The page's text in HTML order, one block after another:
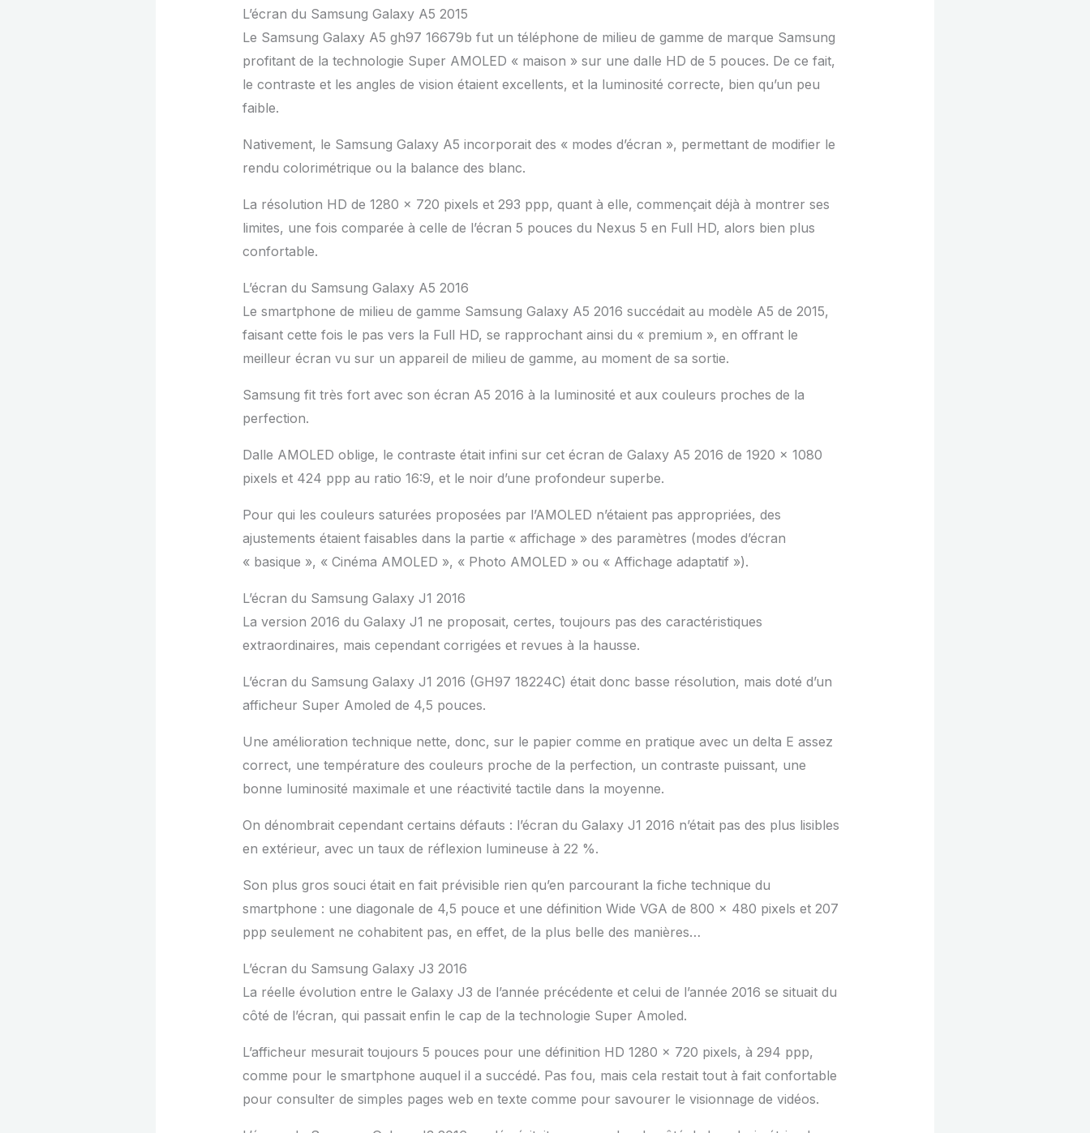
L’écran du Samsung Galaxy A5 2015
Le Samsung Galaxy A5 gh97 16679b fut un téléphone de milieu de gamme de marque Samsung
profitant de la technologie Super AMOLED « maison » sur une dalle HD de 5 pouces. De ce fait,
le contraste et les angles de vision étaient excellents, et la luminosité correcte, bien qu’un peu
faible.
Nativement, le Samsung Galaxy A5 incorporait des « modes d’écran », permettant de modifier le
rendu colorimétrique ou la balance des blanc.
La résolution HD de 1280 x 720 pixels et 293 ppp, quant à elle, commençait déjà à montrer ses
limites, une fois comparée à celle de l’écran 5 pouces du Nexus 5 en Full HD, alors bien plus
confortable.
L’écran du Samsung Galaxy A5 2016
Le smartphone de milieu de gamme Samsung Galaxy A5 2016 succédait au modèle A5 de 2015,
faisant cette fois le pas vers la Full HD, se rapprochant ainsi du « premium », en offrant le
meilleur écran vu sur un appareil de milieu de gamme, au moment de sa sortie.
Samsung fit très fort avec son écran A5 2016 à la luminosité et aux couleurs proches de la
perfection.
Dalle AMOLED oblige, le contraste était infini sur cet écran de Galaxy A5 2016 de 1920 x 1080
pixels et 424 ppp au ratio 16:9, et le noir d’une profondeur superbe.
Pour qui les couleurs saturées proposées par l’AMOLED n’étaient pas appropriées, des
ajustements étaient faisables dans la partie « affichage » des paramètres (modes d’écran
« basique », « Cinéma AMOLED », « Photo AMOLED » ou « Affichage adaptatif »).
L’écran du Samsung Galaxy J1 2016
La version 2016 du Galaxy J1 ne proposait, certes, toujours pas des caractéristiques
extraordinaires, mais cependant corrigées et revues à la hausse.
L’écran du Samsung Galaxy J1 2016 (GH97 18224C) était donc basse résolution, mais doté d’un
afficheur Super Amoled de 4,5 pouces.
Une amélioration technique nette, donc, sur le papier comme en pratique avec un delta E assez
correct, une température des couleurs proche de la perfection, un contraste puissant, une
bonne luminosité maximale et une réactivité tactile dans la moyenne.
On dénombrait cependant certains défauts : l’écran du Galaxy J1 2016 n’était pas des plus lisibles
en extérieur, avec un taux de réflexion lumineuse à 22 %.
Son plus gros souci était en fait prévisible rien qu’en parcourant la fiche technique du
smartphone : une diagonale de 4,5 pouce et une définition Wide VGA de 800 x 480 pixels et 207
ppp seulement ne cohabitent pas, en effet, de la plus belle des manières…
L’écran du Samsung Galaxy J3 2016
La réelle évolution entre le Galaxy J3 de l’année précédente et celui de l’année 2016 se situait du
côté de l’écran, qui passait enfin le cap de la technologie Super Amoled.
L’afficheur mesurait toujours 5 pouces pour une définition HD 1280 x 720 pixels, à 294 ppp,
comme pour le smartphone auquel il a succédé. Pas fou, mais cela restait tout à fait confortable
pour consulter de simples pages web en texte comme pour savourer le visionnage de vidéos.